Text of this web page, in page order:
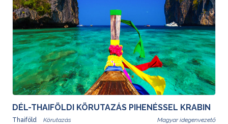
DÉL-THAIFÖLDI KÖRUTAZÁS PIHENÉSSEL KRABIN
Thaiföld Magyar idegenvezető